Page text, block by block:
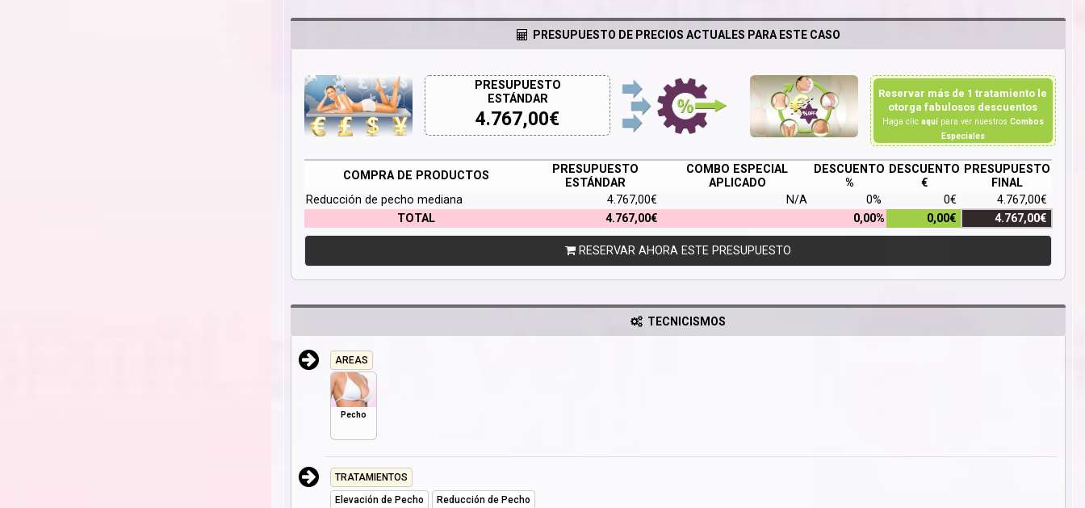
PRESUPUESTO DE PRECIOS ACTUALES PARA ESTE CASO
PRESUPUESTO
ESTÁNDAR
4.767,00€
Reservar más de 1 tratamiento le
otorga fabulosos descuentos
Haga clic aquípara ver nuestros Combos
Especiales
COMPRA DE PRODUCTOS
PRESUPUESTO
ESTÁNDAR
COMBO ESPECIAL
APLICADO
DESCUENTO
%
DESCUENTO
€
PRESUPUESTO
FINAL
Reducción de pecho mediana
4.767,00€ N/A 0% 0€
4.767,00€
TOTAL
4.767,00€ 0,00% 0,00€ 4.767,00€
RESERVAR AHORA ESTE PRESUPUESTO
TECNICISMOS
AREAS
Pecho
TRATAMIENTOS
Elevación de Pecho
Reducción de Pecho